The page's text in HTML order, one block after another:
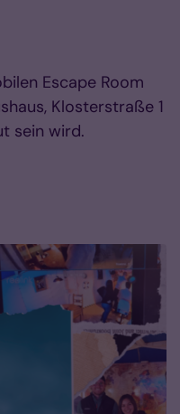
Escape Room
Klosterstraße 1
sein wird.